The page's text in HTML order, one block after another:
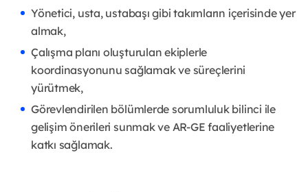
Yönetici, usta, ustabaşı gibi takımların içerisinde yer
almak,
Çalışma planı oluşturulan ekiplerle
koordinasyonunu sağlamak ve süreçlerini
yürütmek,
Görevlendirilen bölümlerde sorumluluk bilinci ile
gelişim önerileri sunmak ve AR-GE faaliyetlerine
katkı sağlamak.